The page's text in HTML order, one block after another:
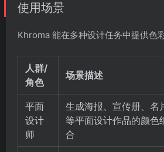
使用场景
Khroma 能在多种设计任务中提供色
人群/
角色
场景描述
平面
设计
师
生成海报、宣传册、名
等平面设计作品的颜色
合